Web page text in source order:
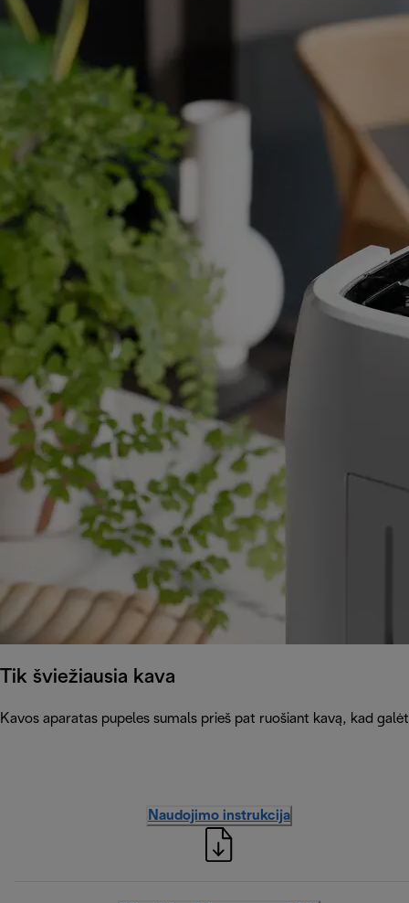
Tik šviežiausia kava
Kavos aparatas pupeles sumals prieš pat ruošiant kavą, kad
Naudojimo instrukcija